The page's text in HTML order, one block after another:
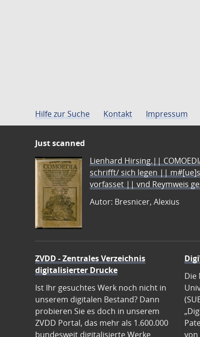
Hilfe zur Suche Kontakt Impressum
Just scanned
Lienhard Hirsing.||
schrifft/ sich legen ||
vorfasset || vnd Reymweis
Autor: Bresnicer, Alexius
ZVDD - Zentrales Verzeichnis
digitalisierter Drucke
Ist Ihr gesuchtes Werk noch nicht in
unserem digitalen Bestand? Dann
probieren Sie es doch in unserem
ZVDD Portal, das mehr als 1.600.000
bundesweit digitalisierte Werke
Die
von